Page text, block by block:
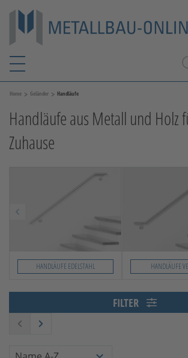
Home > Geländer > Handläufe
Handläufe aus Metall und Holz
Zuhause
HANDLÄUFE EDELSTAHL HANDLÄUFE
FILTER